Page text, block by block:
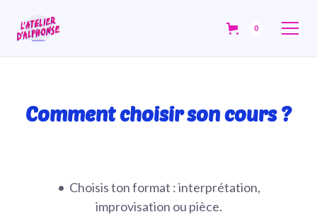
0
Comment choisir son cours ?
•⁠ ⁠Choisis ton format : interprétation,
improvisation ou pièce.